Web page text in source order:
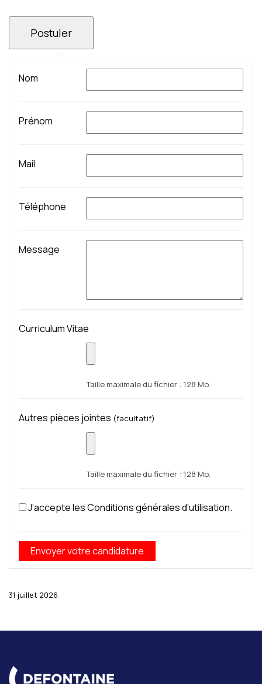
Nom
Prénom
Mail
Téléphone
Message
Curriculum Vitae
Taille maximale du fichier : 128 Mo.
Autres pièces jointes (facultatif)
Taille maximale du fichier : 128 Mo.
J’accepte les Conditions générales d’utilisation.
31 juillet 2026